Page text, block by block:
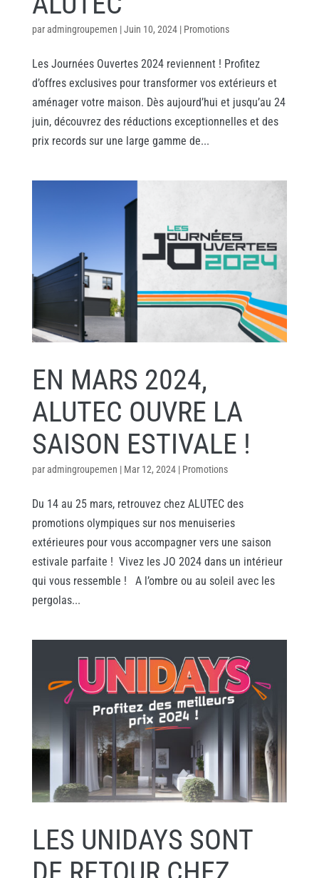
paradmingroupemen |Juin 10, 2024| Promotions
Les Journées Ouvertes 2024 reviennent ! Profitez
d’offres exclusives pour transformer vos extérieurs et
aménager votre maison. Dès aujourd’hui et jusqu’au 24
juin, découvrez des réductions exceptionnelles et des
prix records sur une large gamme de...
EN MARS 2024,
ALUTEC OUVRE LA
SAISON ESTIVALE !
paradmingroupemen | Mar 12, 2024| Promotions
Du 14 au 25 mars, retrouvez chez ALUTEC des
promotions olympiques sur nos menuiseries
extérieures pour vous accompagner vers une saison
estivale parfaite ! Vivez les JO 2024 dans un intérieur
qui vous ressemble ! A l’ombre ou au soleil avec les
pergolas...
LES UNIDAYS SONT